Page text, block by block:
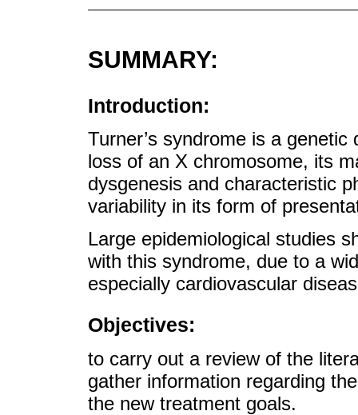
SUMMARY:
Introduction:
Turner’s syndrome is a
loss of an X chromosome, its
dysgenesis and characteristic
variability in its form of
Large epidemiological studies
with this syndrome, due to a
especially cardiovascular
Objectives:
to carry out a review of the
gather information regarding
the new treatment goals.